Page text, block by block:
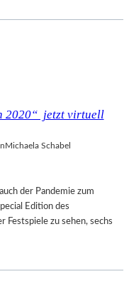
2020“ jetzt virtuell
Michaela Schabel
der Pandemie zum
Edition des
Festspiele zu sehen, sechs